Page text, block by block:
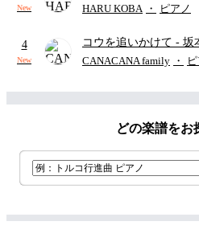
New
野勇斗&吉田仁人)
HARU KOBA ・ ピアノ
4
New
コウを追いかけて - 坂
(『溺れるナイフ』挿
CANACANA family ・
どの楽譜をお